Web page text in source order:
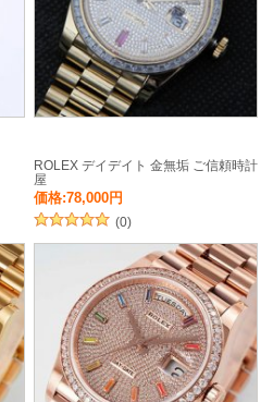
ROLEX デイデイト 金無垢 ご信頼時計
屋
価格:78,000円
(0)